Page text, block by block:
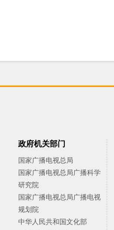
政府机关部门
国家广播电视总局
国家广播电视总局广播科学
研究院
国家广播电视总局广播电视
规划院
中华人民共和国文化部